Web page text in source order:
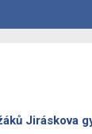
Jiráskova